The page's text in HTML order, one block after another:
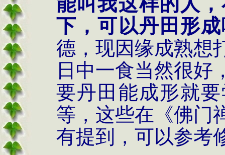
下，可以丹田形
德，现因缘成熟想
日中一食当然很好
要丹田能成形就
等，这些在《佛门
有提到，可以参考